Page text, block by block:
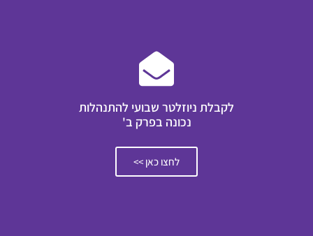
לקבלת ניוזלטר שבועי להתנהלות
נכונה בפרק ב'
לחצו כאן >>